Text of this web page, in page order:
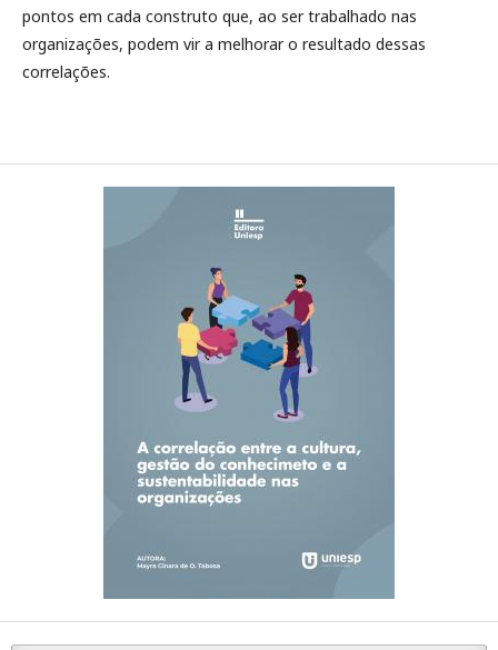
pontos em cada construto que, ao ser trabalhado nas
organizações, podem vir a melhorar o resultado dessas
correlações.